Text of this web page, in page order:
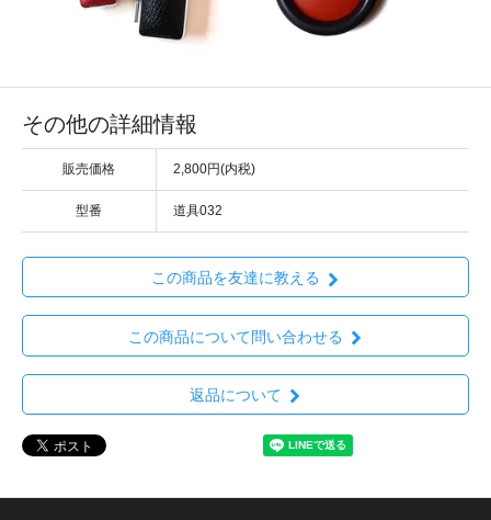
その他の詳細情報
販売価格 2,800円(内税)
型番 道具032
この商品を友達に教える
この商品について問い合わせる
返品について